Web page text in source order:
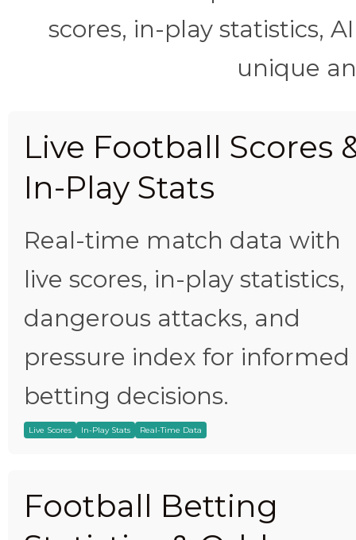
scores, in-play statistics,
unique
Live Football Scores
In-Play Stats
Real-time match data with
live scores, in-play statistics,
dangerous attacks, and
pressure index for informed
betting decisions.
Live Scores In-Play Stats Real-Time Data
Football Betting